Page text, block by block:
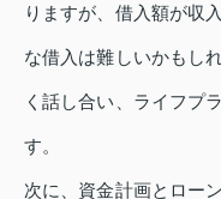
りますが、借入額が収
な借入は難しいかもし
く話し合い、ライフプ
す。
次に、資金計画とロー